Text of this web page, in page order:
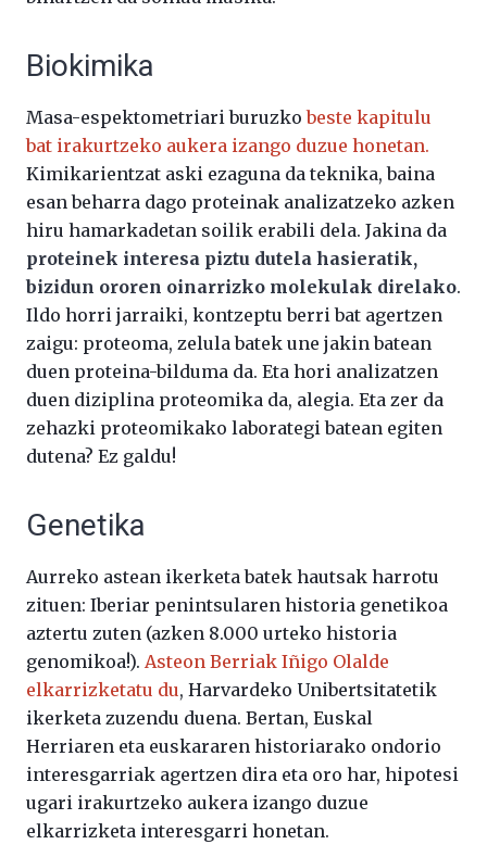
Biokimika
Masa-espektometriari buruzkobeste kapitulu
bat irakurtzeko aukera izango duzue honetan.
Kimikarientzat aski ezaguna da teknika, baina
esan beharra dago proteinak analizatzeko azken
hiru hamarkadetan soilik erabili dela. Jakina da
proteinek interesa piztu dutela hasieratik,
bizidun ororen oinarrizko molekulak direlako.
Ildo horri jarraiki, kontzeptu berri bat agertzen
zaigu: proteoma, zelula batek une jakin batean
duen proteina-bilduma da. Eta hori analizatzen
duen diziplina proteomika da, alegia. Eta zer da
zehazki proteomikako laborategi batean egiten
dutena? Ez galdu!
Genetika
Aurreko astean ikerketa batek hautsak harrotu
zituen: Iberiar penintsularen historia genetikoa
aztertu zuten (azken 8.000 urteko historia
genomikoa!). Asteon Berriak Iñigo Olalde
elkarrizketatu du, Harvardeko Unibertsitatetik
ikerketa zuzendu duena. Bertan, Euskal
Herriaren eta euskararen historiarako ondorio
interesgarriak agertzen dira eta oro har, hipotesi
ugari irakurtzeko aukera izango duzue
elkarrizketa interesgarri honetan.